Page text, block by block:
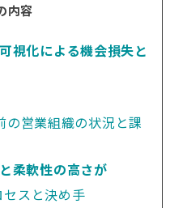
内容
視化による機会損失と
の営業組織の状況と課
柔軟性の高さが
セスと決め手